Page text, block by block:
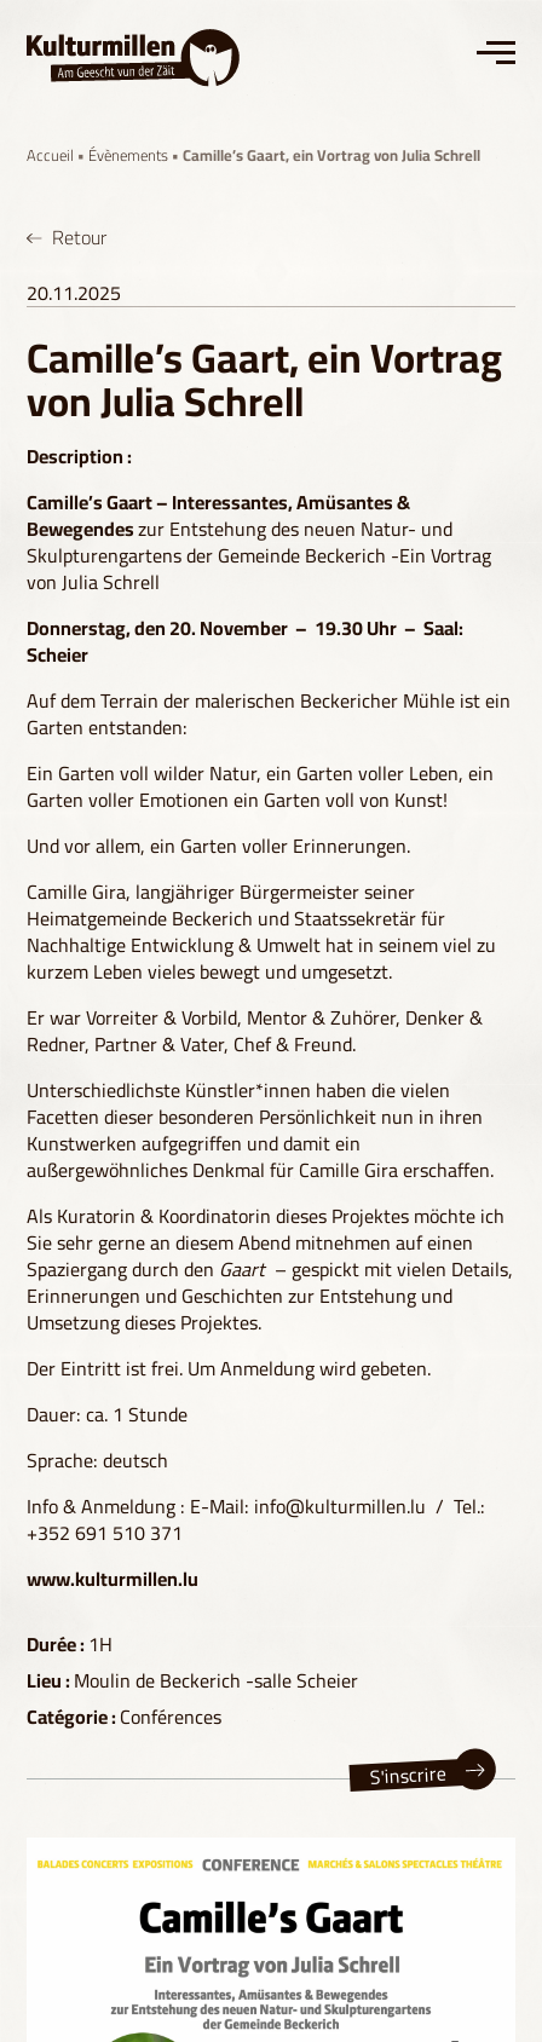
Accueil • Évènements• Camille’s Gaart, ein Vortrag von Julia Schrell
Retour
20.11.2025
Camille’s Gaart, ein Vortrag
von Julia Schrell
Description :
Camille’s Gaart – Interessantes, Amüsantes &
Bewegendeszur Entstehung des neuen Natur- und
Skulpturengartens der Gemeinde Beckerich -Ein Vortrag
von Julia Schrell
Donnerstag, den 20. November – 19.30 Uhr – Saal:
Scheier
Auf dem Terrain der malerischen Beckericher Mühle ist ein
Garten entstanden:
Ein Garten voll wilder Natur, ein Garten voller Leben, ein
Garten voller Emotionen ein Garten voll von Kunst!
Und vor allem, ein Garten voller Erinnerungen.
Camille Gira, langjähriger Bürgermeister seiner
Heimatgemeinde Beckerich und Staatssekretär für
Nachhaltige Entwicklung & Umwelt hat in seinem viel zu
kurzem Leben vieles bewegt und umgesetzt.
Er war Vorreiter & Vorbild, Mentor & Zuhörer, Denker &
Redner, Partner & Vater, Chef & Freund.
Unterschiedlichste Künstler*innen haben die vielen
Facetten dieser besonderen Persönlichkeit nun in ihren
Kunstwerken aufgegriffen und damit ein
außergewöhnliches Denkmal für Camille Gira erschaffen.
Als Kuratorin & Koordinatorin dieses Projektes möchte ich
Sie sehr gerne an diesem Abend mitnehmen auf einen
Spaziergang durch den Gaart– gespickt mit vielen Details,
Erinnerungen und Geschichten zur Entstehung und
Umsetzung dieses Projektes.
Der Eintritt ist frei. Um Anmeldung wird gebeten.
Dauer: ca. 1 Stunde
Sprache: deutsch
Info & Anmeldung : E-Mail: info@kulturmillen.lu / Tel.:
+352 691 510 371
www.kulturmillen.lu
Durée :1H
Lieu :Moulin de Beckerich -salle Scheier
Catégorie :Conférences
S'inscrire